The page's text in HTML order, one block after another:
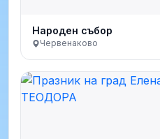
Народен събор
Червенаково